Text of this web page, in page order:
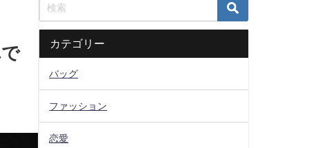
カテゴリー
バッグ
ファッション
恋愛